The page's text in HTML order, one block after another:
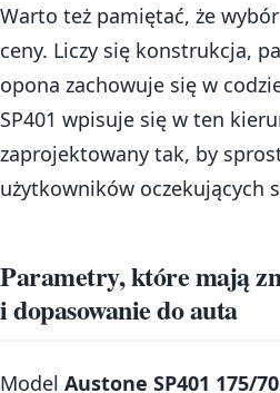
Warto też pamiętać, że
ceny. Liczy się konstrukcja,
opona zachowuje się w
SP401 wpisuje się w ten
zaprojektowany tak, by
użytkowników oczekujących
Parametry, które mają
i dopasowanie do auta
Model Austone SP401 175/